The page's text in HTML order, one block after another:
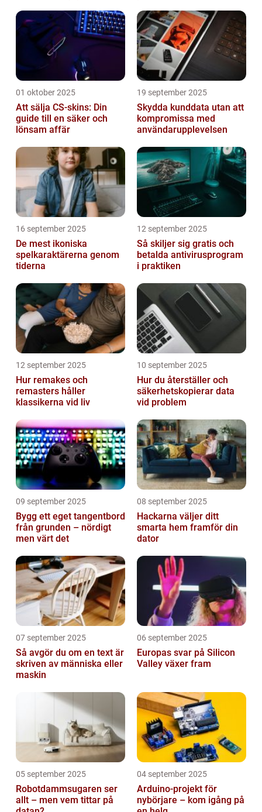
01 oktober 2025
Att sälja CS-skins: Din
guide till en säker och
lönsam affär
19 september 2025
Skydda kunddata utan att
kompromissa med
användarupplevelsen
16 september 2025
De mest ikoniska
spelkaraktärerna genom
tiderna
12 september 2025
Så skiljer sig gratis och
betalda antivirusprogram
i praktiken
12 september 2025
Hur remakes och
remasters håller
klassikerna vid liv
10 september 2025
Hur du återställer och
säkerhetskopierar data
vid problem
09 september 2025
Bygg ett eget tangentbord
från grunden – nördigt
men värt det
08 september 2025
Hackarna väljer ditt
smarta hem framför din
dator
07 september 2025
Så avgör du om en text är
skriven av människa eller
maskin
06 september 2025
Europas svar på Silicon
Valley växer fram
05 september 2025
Robotdammsugaren ser
allt – men vem tittar på
04 september 2025
Arduino-projekt för
nybörjare – kom igång på